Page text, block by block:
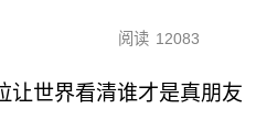
阅读 12083
让世界看清谁才是真朋友